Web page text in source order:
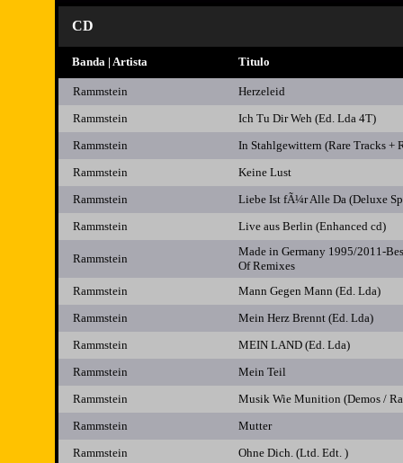
CD
Banda | Artista Titulo
Rammstein
Herzeleid
Rammstein
Ich Tu Dir Weh (Ed. Lda 4T)
Rammstein
In Stahlgewittern (Rare Tracks +
Rammstein
Keine Lust
Rammstein
Liebe Ist fÃ¼r Alle Da (Deluxe
Rammstein
Live aus Berlin (Enhanced cd)
Rammstein
Made in Germany 1995/2011-
Of Remixes
Rammstein
Mann Gegen Mann (Ed. Lda)
Rammstein
Mein Herz Brennt (Ed. Lda)
Rammstein
MEIN LAND (Ed. Lda)
Rammstein
Mein Teil
Rammstein
Musik Wie Munition (Demos /
Rammstein
Mutter
Rammstein
Ohne Dich. (Ltd. Edt. )